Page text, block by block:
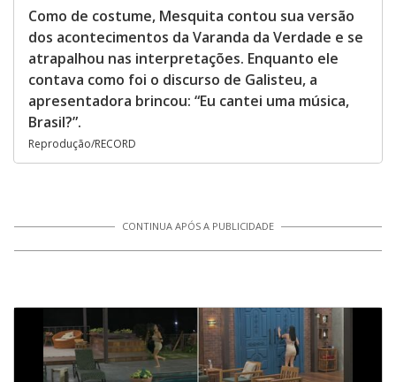
Como de costume, Mesquita contou sua versão
dos acontecimentos da Varanda da Verdade e se
atrapalhou nas interpretações. Enquanto ele
contava como foi o discurso de Galisteu, a
apresentadora brincou: “Eu cantei uma música,
Brasil?”.
Reprodução/RECORD
CONTINUA APÓS A PUBLICIDADE